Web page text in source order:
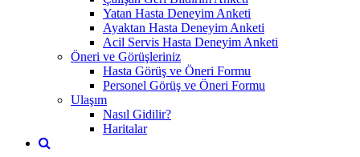
Yatan Hasta Deneyim Anketi
Ayaktan Hasta Deneyim Anketi
Acil Servis Hasta Deneyim Anketi
Öneri ve Görüşleriniz
Hasta Görüş ve Öneri Formu
Personel Görüş ve Öneri Formu
Ulaşım
Nasıl Gidilir?
Haritalar